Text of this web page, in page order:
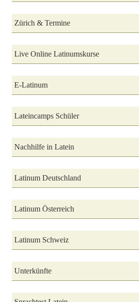
Zürich & Termine
Live Online Latinumskurse
E-Latinum
Lateincamps Schüler
Nachhilfe in Latein
Latinum Deutschland
Latinum Österreich
Latinum Schweiz
Unterkünfte